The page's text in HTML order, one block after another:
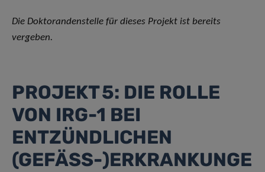
Die Doktorandenstelle für dieses Projekt ist bereits
vergeben.
PROJEKT 5: DIE ROLLE
VON IRG-1 BEI
ENTZÜNDLICHEN
(GEFÄSS-)ERKRANKUNGEN